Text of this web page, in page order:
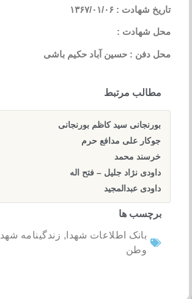
تاریخ شهادت : ۱۳۶۷/۰۱/۰۶
محل شهادت :
محل دفن : حسین آباد حکیم باشی
مطالب مرتبط
بورنجانی سید کاظم بورنجانی
جوکار علی مدافع حرم
خرسند محمد
داودی نژاد جلیل – فتح اله
داودی عبدالمجید
برچسب ها
بانک اطلاعات شهدا , زندگینامه شهدا
وطن